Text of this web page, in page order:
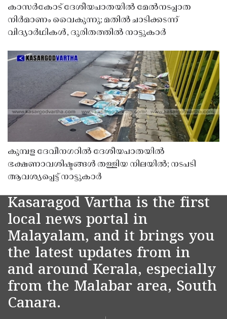
കാസർകോട് ദേശീയപാതയിൽ മേൽനടപ്പാത
നിർമാണം വൈകുന്നു; മതിൽ ചാടിക്കടന്ന്
വിദ്യാർഥികൾ, ദുരിതത്തിൽ നാട്ടുകാർ
കുമ്പള ദേവീനഗറിൽ ദേശീയപാതയിൽ
ഭക്ഷണാവശിഷ്ടങ്ങൾ തള്ളിയ നിലയിൽ; നടപടി
ആവശ്യപ്പെട്ട് നാട്ടുകാർ
Kasaragod Vartha is the first
local news portal in
Malayalam, and it brings you
the latest updates from in
and around Kerala, especially
from the Malabar area, South
Canara.